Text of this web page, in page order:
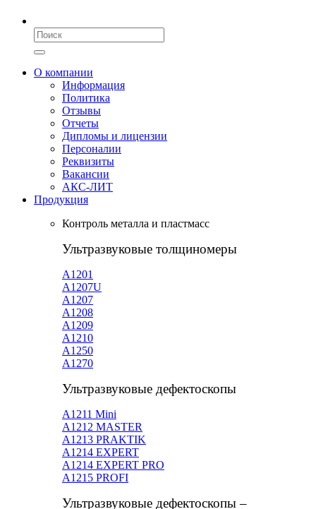
О компании
Информация
Политика
Отзывы
Отчеты
Дипломы и лицензии
Персоналии
Реквизиты
Вакансии
АКС-ЛИТ
Продукция
Контроль металла и пластмасс
Ультразвуковые толщиномеры
A1201
А1207U
А1207
А1208
А1209
А1210
А1250
А1270
Ультразвуковые дефектоскопы
А1211 Mini
А1212 MASTER
A1213 PRAKTIK
А1214 EXPERT
А1214 EXPERT PRO
A1215 PROFI
Ультразвуковые дефектоскопы –